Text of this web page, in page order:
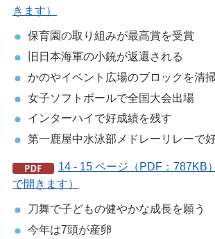
きます）
保育園の取り組みが最高賞を受賞
旧日本海軍の小銃が返還される
かのやイベント広場のブロックを清
女子ソフトボールで全国大会出場
インターハイで好成績を残す
第一鹿屋中水泳部メドレーリレーで
14 - 15 ページ（PDF：787KB
で開きます）
刀舞で子どもの健やかな成長を願う
今年は7頭が産卵